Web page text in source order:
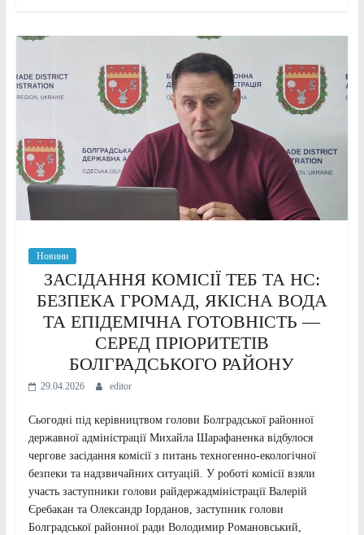
Новини
ЗАСІДАННЯ КОМІСІЇ ТЕБ ТА НС:
БЕЗПЕКА ГРОМАД, ЯКІСНА ВОДА
ТА ЕПІДЕМІЧНА ГОТОВНІСТЬ —
СЕРЕД ПРІОРИТЕТІВ
БОЛГРАДСЬКОГО РАЙОНУ
29.04.2026 editor
Сьогодні під керівництвом голови Болградської районної
державної адміністрації Михайла Шарафаненка відбулося
чергове засідання комісії з питань техногенно-екологічної
безпеки та надзвичайних ситуацій. У роботі комісії взяли
участь заступники голови райдержадміністрації Валерій
Єребакан та Олександр Іорданов, заступник голови
Болградської районної ради Володимир Романовський,